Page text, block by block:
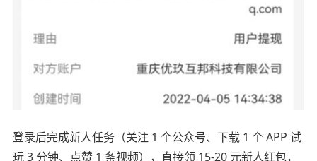
登录后完成新人任务（关注 1 个公众号、下载 1 个 APP 试
玩 3 分钟、点赞 1 条视频），直接领 15-20 元新人红包，